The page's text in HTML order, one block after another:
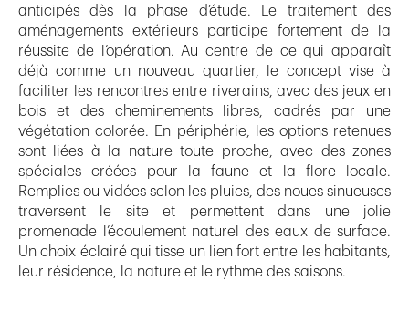
anticipés dès la phase d’étude. Le traitement des
aménagements extérieurs participe fortement de la
réussite de l’opération. Au centre de ce qui apparaît
déjà comme un nouveau quartier, le concept vise à
faciliter les rencontres entre riverains, avec des jeux en
bois et des cheminements libres, cadrés par une
végétation colorée. En périphérie, les options retenues
sont liées à la nature toute proche, avec des zones
spéciales créées pour la faune et la flore locale.
Remplies ou vidées selon les pluies, des noues sinueuses
traversent le site et permettent dans une jolie
promenade l’écoulement naturel des eaux de surface.
Un choix éclairé qui tisse un lien fort entre les habitants,
leur résidence, la nature et le rythme des saisons.